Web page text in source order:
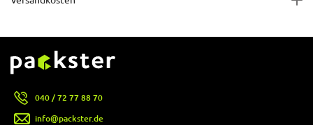
040 / 72 77 88 70
info@packster.de